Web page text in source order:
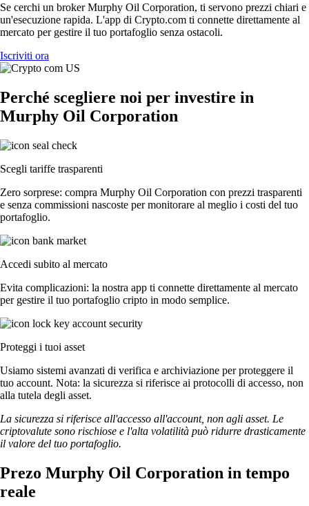
Se cerchi un broker Murphy Oil Corporation, ti servono prezzi chiari e
un'esecuzione rapida. L'app di Crypto.com ti connette direttamente al
mercato per gestire il tuo portafoglio senza ostacoli.
Iscriviti ora
Perché scegliere noi per investire in
Murphy Oil Corporation
Scegli tariffe trasparenti
Zero sorprese: compra Murphy Oil Corporation con prezzi trasparenti
e senza commissioni nascoste per monitorare al meglio i costi del tuo
portafoglio.
Accedi subito al mercato
Evita complicazioni: la nostra app ti connette direttamente al mercato
per gestire il tuo portafoglio cripto in modo semplice.
Proteggi i tuoi asset
Usiamo sistemi avanzati di verifica e archiviazione per proteggere il
tuo account. Nota: la sicurezza si riferisce ai protocolli di accesso, non
alla tutela degli asset.
La sicurezza si riferisce all'accesso all'account, non agli asset. Le
criptovalute sono rischiose e l'alta volatilità può ridurre drasticamente
il valore del tuo portafoglio.
Prezo Murphy Oil Corporation in tempo
reale